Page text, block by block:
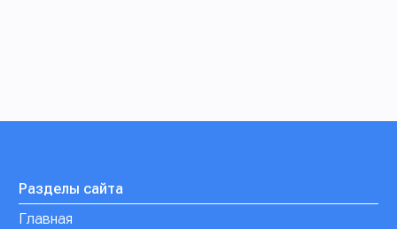
Разделы сайта
Главная